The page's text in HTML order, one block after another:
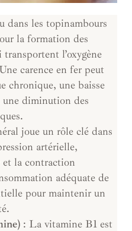
dans les topinambours
la formation des
l’oxygène
carence en fer peut
chronique, une baisse
diminution des
joue un rôle clé dans
artérielle,
et la contraction
adéquate de
pour maintenir un
: La vitamine B1 est